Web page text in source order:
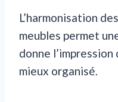
L’harmonisation
meubles permet
donne l’impression
mieux organisé.